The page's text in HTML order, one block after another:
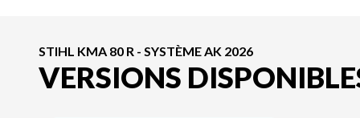
STIHL KMA 80 R - SYSTÈME AK 2026
VERSIONS